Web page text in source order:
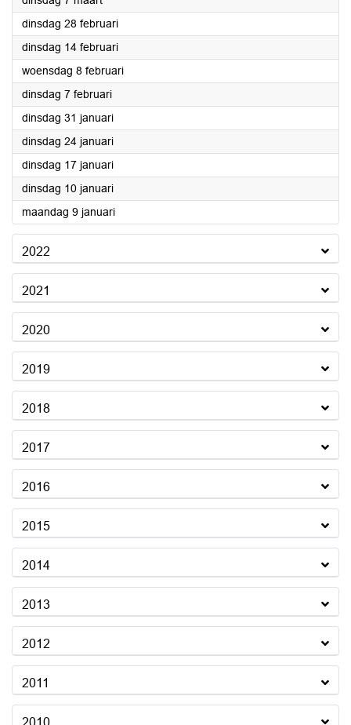
dinsdag 28 februari2023
dinsdag 14 februari2023
woensdag 8 februari2023
dinsdag 7 februari2023
dinsdag 31 januari2023
dinsdag 24 januari2023
dinsdag 17 januari2023
dinsdag 10 januari2023
maandag 9 januari2023
2022
2021
2020
2019
2018
2017
2016
2015
2014
2013
2012
2011
2010